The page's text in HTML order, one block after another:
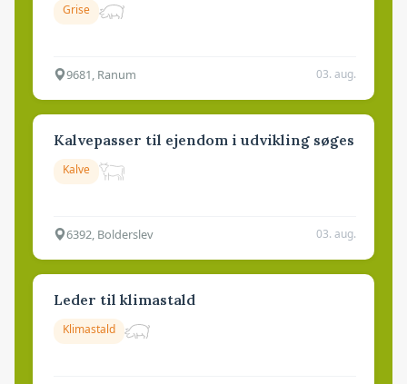
Grise
9681, Ranum 03. aug.
Kalvepasser til ejendom i udvikling søges
Kalve
6392, Bolderslev 03. aug.
Leder til klimastald
Klimastald